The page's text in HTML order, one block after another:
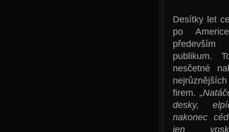
Desítky let
po
publikum.
nesčetné
firem.
desky,
nakonec
jen